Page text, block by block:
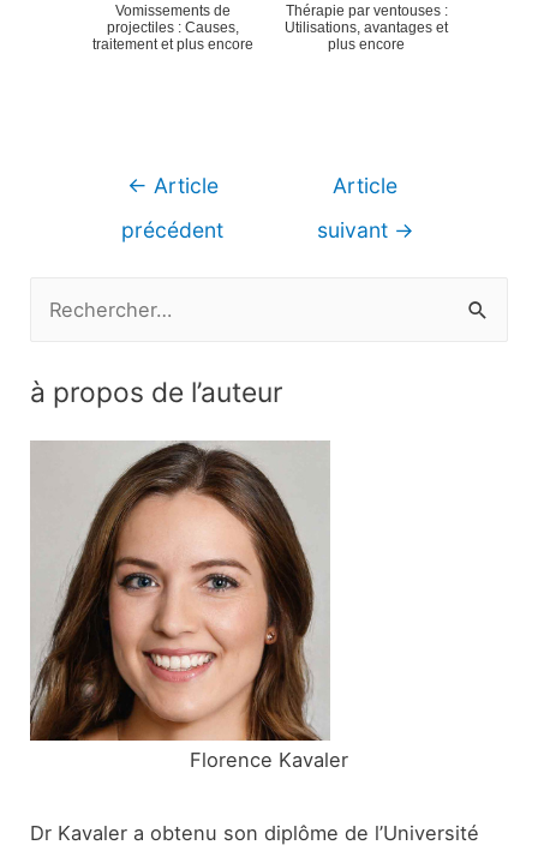
Vomissements de
projectiles : Causes,
traitement et plus encore
Thérapie par ventouses :
Utilisations, avantages et
plus encore
Navigation
← Article
précédent
Article
suivant →
h
:
à propos de l’auteur
Florence Kavaler
Dr Kavaler a obtenu son diplôme de l’Université